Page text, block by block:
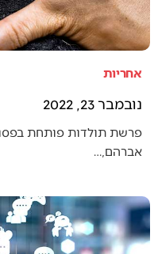
אחריות
נובמבר 23, 2022
פרשת תולדות פותחת
אברהם,…